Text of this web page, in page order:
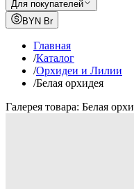
Для покупателей
BYN Br
Главная
/Каталог
/Орхидеи и Лилии
/Белая орхидея
Галерея товара: Белая